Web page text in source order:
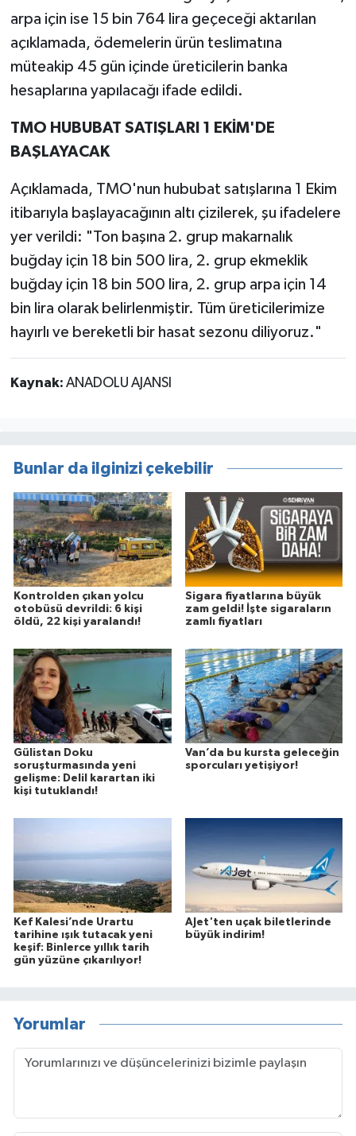
arpa için ise 15 bin 764 lira geçeceği aktarılan
açıklamada, ödemelerin ürün teslimatına
müteakip 45 gün içinde üreticilerin banka
hesaplarına yapılacağı ifade edildi.
TMO HUBUBAT SATIŞLARI 1 EKİM'DE
BAŞLAYACAK
Açıklamada, TMO'nun hububat satışlarına 1 Ekim
itibarıyla başlayacağının altı çizilerek, şu ifadelere
yer verildi: "Ton başına 2. grup makarnalık
buğday için 18 bin 500 lira, 2. grup ekmeklik
buğday için 18 bin 500 lira, 2. grup arpa için 14
bin lira olarak belirlenmiştir. Tüm üreticilerimize
hayırlı ve bereketli bir hasat sezonu diliyoruz."
Kaynak: ANADOLU AJANSI
Bunlar da ilginizi çekebilir
Kontrolden çıkan yolcu
otobüsü devrildi: 6 kişi
öldü, 22 kişi yaralandı!
Sigara fiyatlarına büyük
zam geldi! İşte sigaraların
zamlı fiyatları
Gülistan Doku
soruşturmasında yeni
gelişme: Delil karartan iki
kişi tutuklandı!
Van’da bu kursta geleceğin
sporcuları yetişiyor!
Kef Kalesi’nde Urartu
tarihine ışık tutacak yeni
keşif: Binlerce yıllık tarih
gün yüzüne çıkarılıyor!
AJet'ten uçak biletlerinde
büyük indirim!
Yorumlar